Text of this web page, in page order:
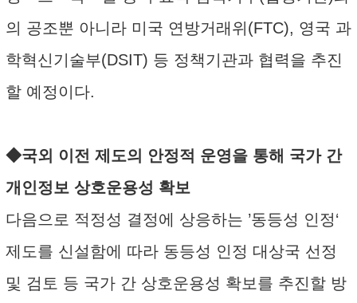
의 공조뿐 아니라 미국 연방거래위(FTC), 영국 과
학혁신기술부(DSIT) 등 정책기관과 협력을 추진
할 예정이다.
◆국외 이전 제도의 안정적 운영을 통해 국가 간
개인정보 상호운용성 확보
다음으로 적정성 결정에 상응하는 ’동등성 인정‘
제도를 신설함에 따라 동등성 인정 대상국 선정
및 검토 등 국가 간 상호운용성 확보를 추진할 방